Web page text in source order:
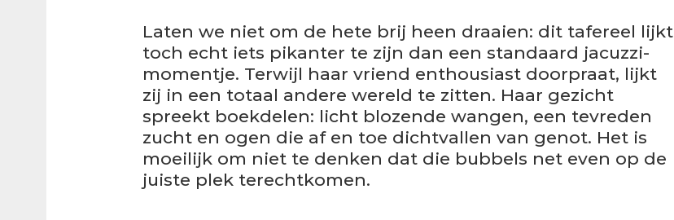
Laten we niet om de hete brij heen draaien: dit tafereel lijkt
toch echt iets pikanter te zijn dan een standaard jacuzzi-
momentje. Terwijl haar vriend enthousiast doorpraat, lijkt
zij in een totaal andere wereld te zitten. Haar gezicht
spreekt boekdelen: licht blozende wangen, een tevreden
zucht en ogen die af en toe dichtvallen van genot. Het is
moeilijk om niet te denken dat die bubbels net even op de
juiste plek terechtkomen.